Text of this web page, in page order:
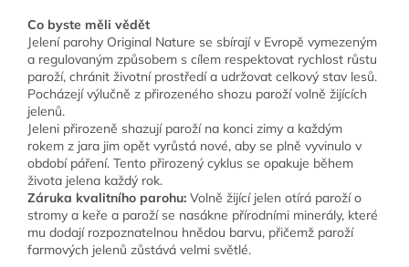
Co byste měli vědět
Jelení parohy Original Nature se sbírají v Evropě vymezeným
a regulovaným způsobem s cílem respektovat rychlost růstu
paroží, chránit životní prostředí a udržovat celkový stav lesů.
Pocházejí výlučně z přirozeného shozu paroží volně žijících
jelenů.
Jeleni přirozeně shazují paroží na konci zimy a každým
rokem z jara jim opět vyrůstá nové, aby se plně vyvinulo v
období páření. Tento přirozený cyklus se opakuje během
života jelena každý rok.
Záruka kvalitního parohu: Volně žijící jelen otírá paroží o
stromy a keře a paroží se nasákne přírodními minerály, které
mu dodají rozpoznatelnou hnědou barvu, přičemž paroží
farmových jelenů zůstává velmi světlé.